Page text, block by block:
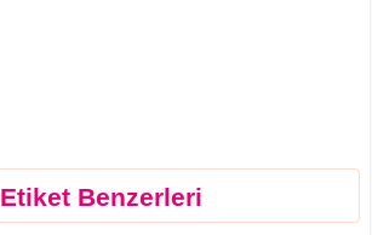
Etiket Benzerleri